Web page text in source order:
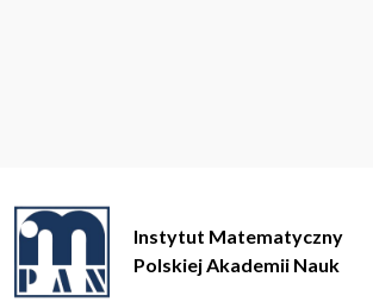
Instytut Matematyczny
Polskiej Akademii Nauk